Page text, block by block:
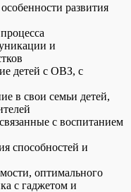
развития
и
детей с ОВЗ, с
в свои семьи детей,
с воспитанием
способностей и
оптимального
с гаджетом и